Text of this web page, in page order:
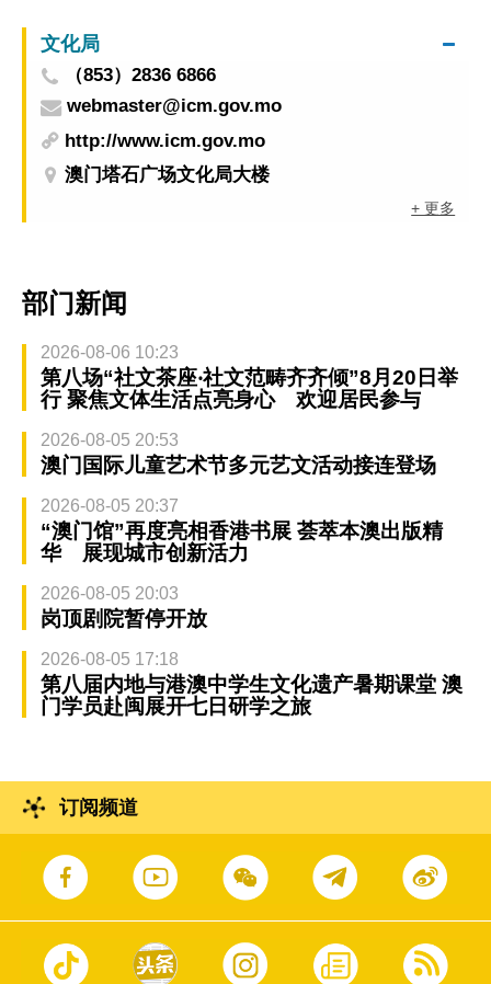
文化局
（853）2836 6866
webmaster@icm.gov.mo
http://www.icm.gov.mo
澳门塔石广场文化局大楼
+ 更多
部门新闻
2026-08-06 10:23
第八场“社文茶座‧社文范畴齐齐倾”8月20日举
行 聚焦文体生活点亮身心 欢迎居民参与
2026-08-05 20:53
澳门国际儿童艺术节多元艺文活动接连登场
2026-08-05 20:37
“澳门馆”再度亮相香港书展 荟萃本澳出版精
华 展现城市创新活力
2026-08-05 20:03
岗顶剧院暂停开放
2026-08-05 17:18
第八届内地与港澳中学生文化遗产暑期课堂 澳
门学员赴闽展开七日研学之旅
订阅频道